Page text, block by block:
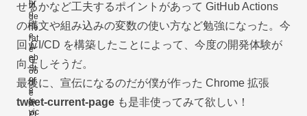
せるかなど工夫するポイントがあって GitHub Actions
の構文や組み込みの変数の使い方など勉強になった。今
回 CI/CD を構築したことによって、今度の開発体験が
向上しそうだ。
最後に、宣伝になるのだが僕が作った Chrome 拡張
tweet-current-page も是非使ってみて欲しい！